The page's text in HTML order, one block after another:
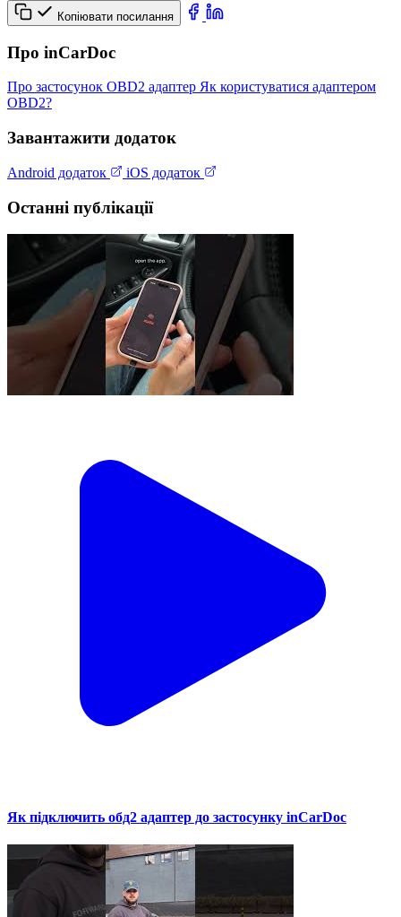
Копіювати посилання
Про inCarDoc
Про застосунок OBD2 адаптер Як користуватися адаптером
OBD2?
Завантажити додаток
Android додаток iOS додаток
Останні публікації
Як підключить обд2 адаптер до застосунку inCarDoc